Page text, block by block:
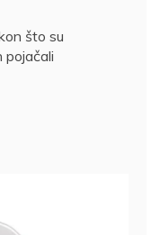
što su
pojačali